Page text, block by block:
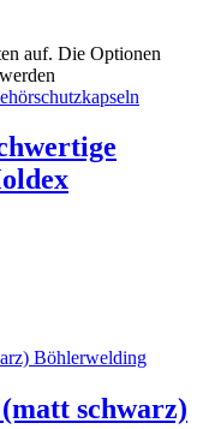
auf. Die Optionen
schwarz)